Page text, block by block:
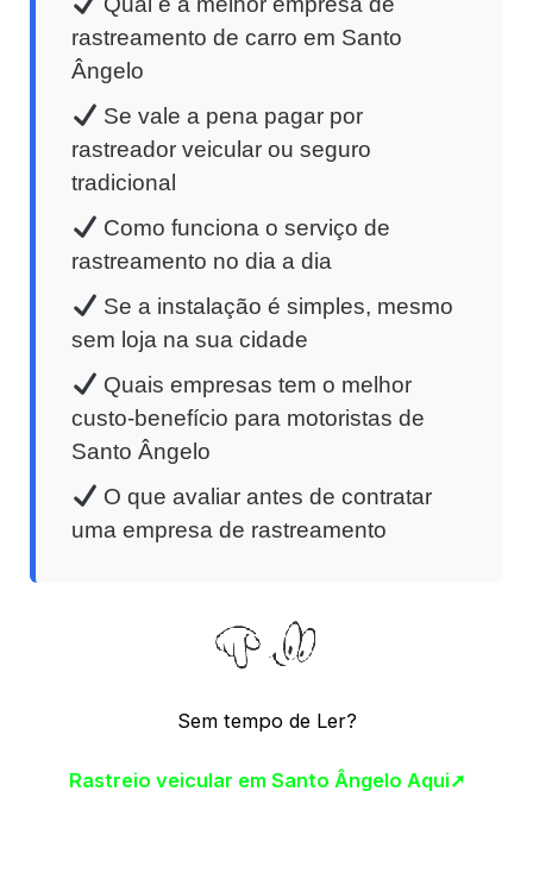
rastreamento de carro em Santo
Ângelo
Se vale a pena pagar por
rastreador veicular ou seguro
tradicional
Como funciona o serviço de
rastreamento no dia a dia
Se a instalação é simples, mesmo
sem loja na sua cidade
Quais empresas tem o melhor
custo-benefício para motoristas de
Santo Ângelo
O que avaliar antes de contratar
uma empresa de rastreamento
Sem tempo de Ler?
Rastreio veicular em Santo Ângelo Aqui➚